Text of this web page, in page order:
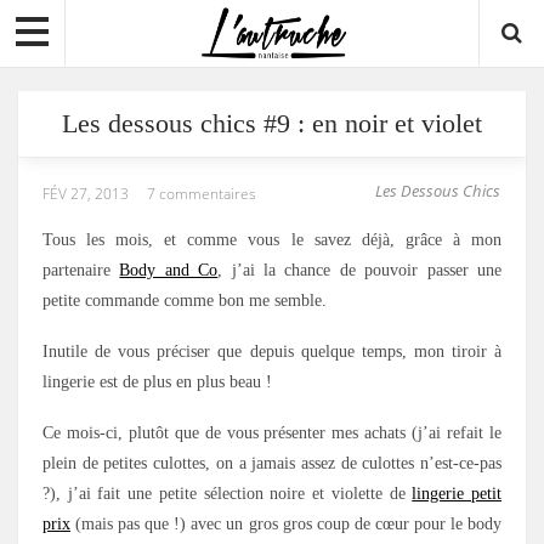
Les dessous chics #9 : en noir et violet
Les Dessous Chics
FÉV 27, 2013 7 commentaires
Tous les mois, et comme vous le savez déjà, grâce à mon
partenaireBody and Co, j’ai la chance de pouvoir passer une
petite commande comme bon me semble.
Inutile de vous préciser que depuis quelque temps, mon tiroir à
lingerie est de plus en plus beau !
Ce mois-ci, plutôt que de vous présenter mes achats (j’ai refait le
plein de petites culottes, on a jamais assez de culottes n’est-ce-pas
?), j’ai fait une petite sélection noire et violette delingerie petit
prix (mais pas que !) avec un gros gros coup de cœur pour le body